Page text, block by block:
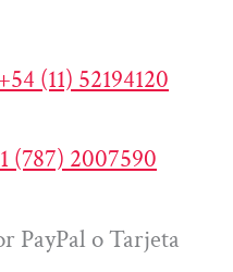
(11) 52194120
(787) 2007590
PayPal o Tarjeta